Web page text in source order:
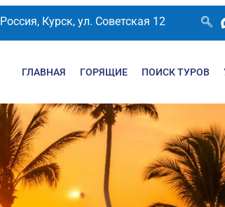
Россия, Курск, ул. Советская 12
ГЛАВНАЯ ГОРЯЩИЕ ПОИСК ТУРОВ